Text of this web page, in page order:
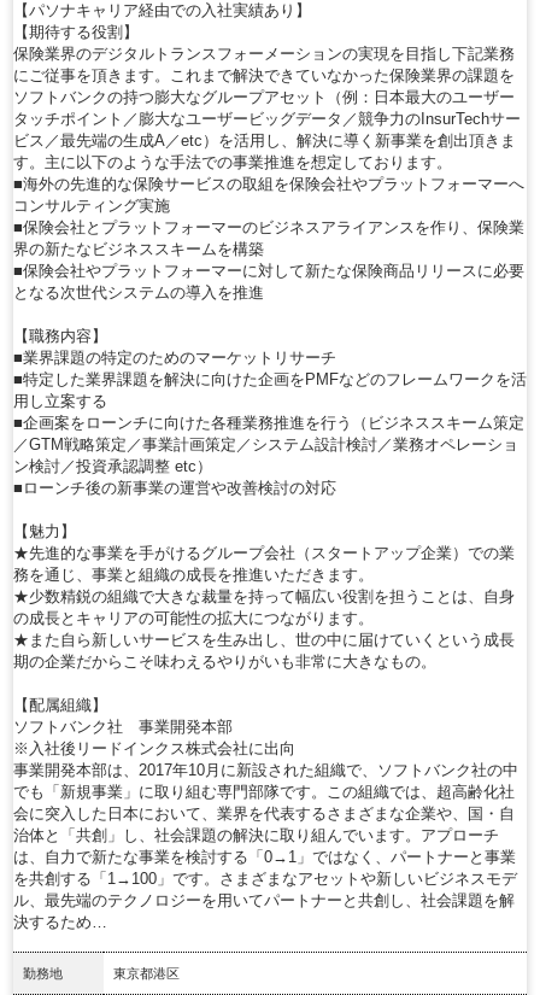
【パソナキャリア経由での入社実績あり】
【期待する役割】
保険業界のデジタルトランスフォーメーションの実現を目指し下記業務
にご従事を頂きます。これまで解決できていなかった保険業界の課題を
ソフトバンクの持つ膨大なグループアセット（例：日本最大のユーザー
タッチポイント／膨大なユーザービッグデータ／競争力のInsurTechサー
ビス／最先端の生成A／etc）を活用し、解決に導く新事業を創出頂きま
す。主に以下のような手法での事業推進を想定しております。
■海外の先進的な保険サービスの取組を保険会社やプラットフォーマーへ
コンサルティング実施
■保険会社とプラットフォーマーのビジネスアライアンスを作り、保険業
界の新たなビジネススキームを構築
■保険会社やプラットフォーマーに対して新たな保険商品リリースに必要
となる次世代システムの導入を推進
【職務内容】
■業界課題の特定のためのマーケットリサーチ
■特定した業界課題を解決に向けた企画をPMFなどのフレームワークを活
用し立案する
■企画案をローンチに向けた各種業務推進を行う（ビジネススキーム策定
／GTM戦略策定／事業計画策定／システム設計検討／業務オペレーショ
ン検討／投資承認調整 etc）
■ローンチ後の新事業の運営や改善検討の対応
【魅力】
★先進的な事業を手がけるグループ会社（スタートアップ企業）での業
務を通じ、事業と組織の成長を推進いただきます。
★少数精鋭の組織で大きな裁量を持って幅広い役割を担うことは、自身
の成長とキャリアの可能性の拡大につながります。
★また自ら新しいサービスを生み出し、世の中に届けていくという成長
期の企業だからこそ味わえるやりがいも非常に大きなもの。
【配属組織】
ソフトバンク社 事業開発本部
※入社後リードインクス株式会社に出向
事業開発本部は、2017年10月に新設された組織で、ソフトバンク社の中
でも「新規事業」に取り組む専門部隊です。この組織では、超高齢化社
会に突入した日本において、業界を代表するさまざまな企業や、国・自
治体と「共創」し、社会課題の解決に取り組んでいます。アプローチ
は、自力で新たな事業を検討する「0→1」ではなく、パートナーと事業
を共創する「1→100」です。さまざまなアセットや新しいビジネスモデ
ル、最先端のテクノロジーを用いてパートナーと共創し、社会課題を解
決するため…
勤務地 東京都港区